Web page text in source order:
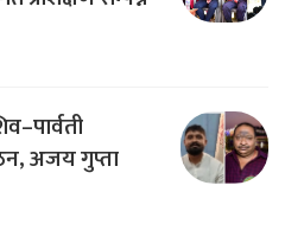
अजय गुप्ता